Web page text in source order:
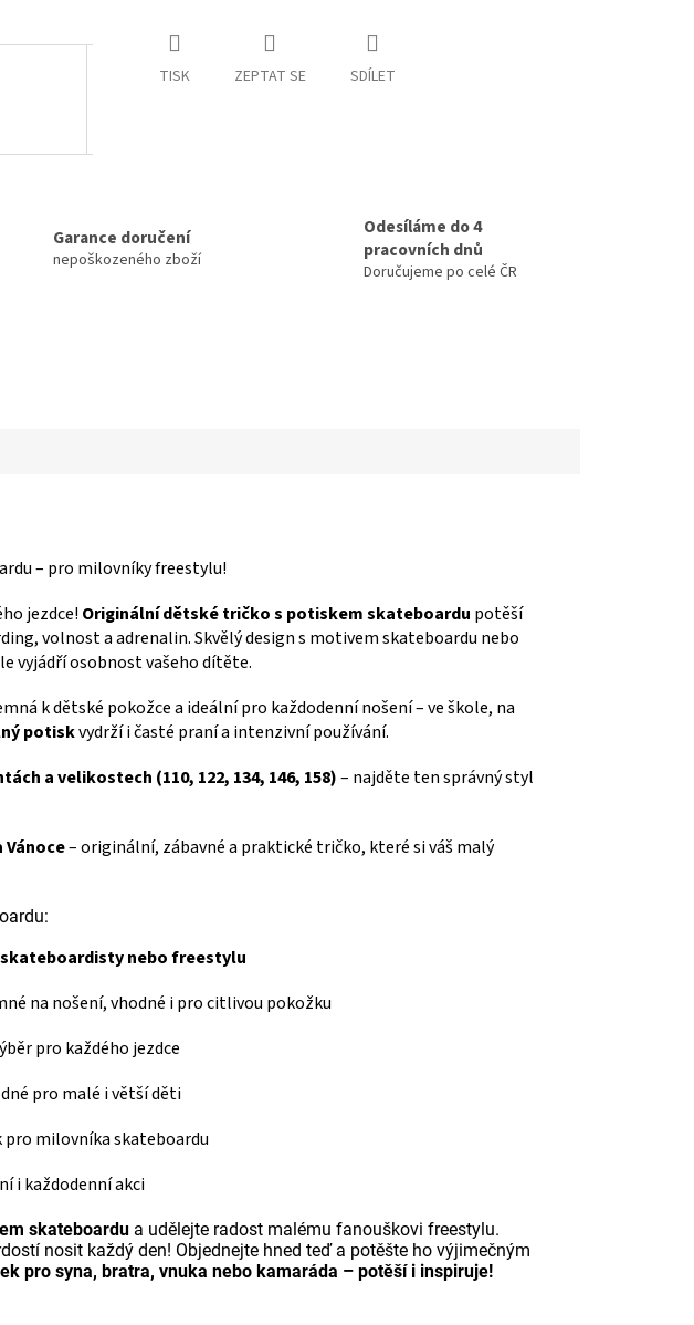
TISK ZEPTAT SE SDÍLET
Garance doručení
nepoškozeného zboží
Odesíláme do 4
pracovních dnů
Doručujeme po celé ČR
– pro milovníky freestylu!
jezdce! Originální dětské tričko s potiskem skateboardu potěší
volnost a adrenalin. Skvělý design s motivem skateboardu nebo
vyjádří osobnost vašeho dítěte.
k dětské pokožce a ideální pro každodenní nošení – ve škole, na
potiskvydrží i časté praní a intenzivní používání.
a velikostech (110, 122, 134, 146, 158)– najděte ten správný styl
– originální, zábavné a praktické tričko, které si váš malý
nebo freestylu
na nošení, vhodné i pro citlivou pokožku
pro každého jezdce
pro malé i větší děti
pro milovníka skateboardu
i každodenní akci
skateboardu a udělejte radost malému fanouškovi freestylu.
nosit každý den! Objednejte hned teď a potěšte ho výjimečným
pro syna, bratra, vnuka nebo kamaráda – potěší i inspiruje!